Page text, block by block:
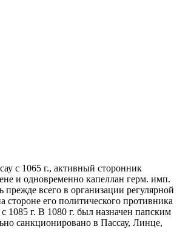
с 1065 г., активный сторонник
и одновременно капеллан герм. имп.
всего в организации регулярной
стороне его политического противника
1085 г. В 1080 г. был назначен папским
санкционировано в Пассау, Линце,